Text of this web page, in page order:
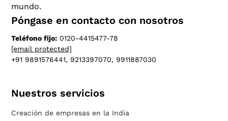
mundo.
Póngase en contacto con nosotros
Teléfono fijo: 0120-4415477-78
[email protected]
+91 9891576441, 9213397070, 9911887030
Nuestros servicios
Creación de empresas en la India